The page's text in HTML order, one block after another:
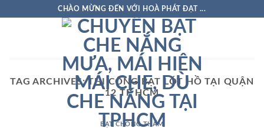
CHÀO MỪNG ĐẾN VỚI HOÀ PHÁT ĐẠT ...
TAG ARCHIVES:THI CÔNG BẠT LÓT HỒ TẠI QUẬN
12 TP HCM
BẠT CHỐNG THẤM